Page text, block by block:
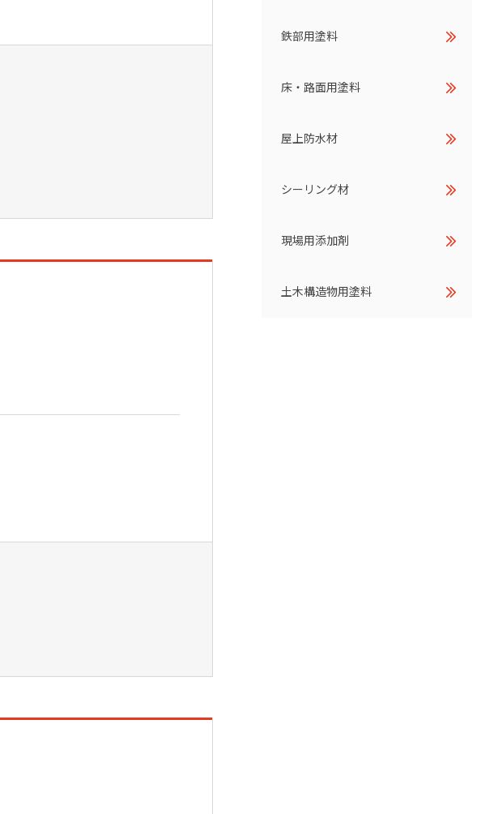
鉄部用塗料
床・路面用塗料
屋上防水材
シーリング材
現場用添加剤
土木構造物用塗料